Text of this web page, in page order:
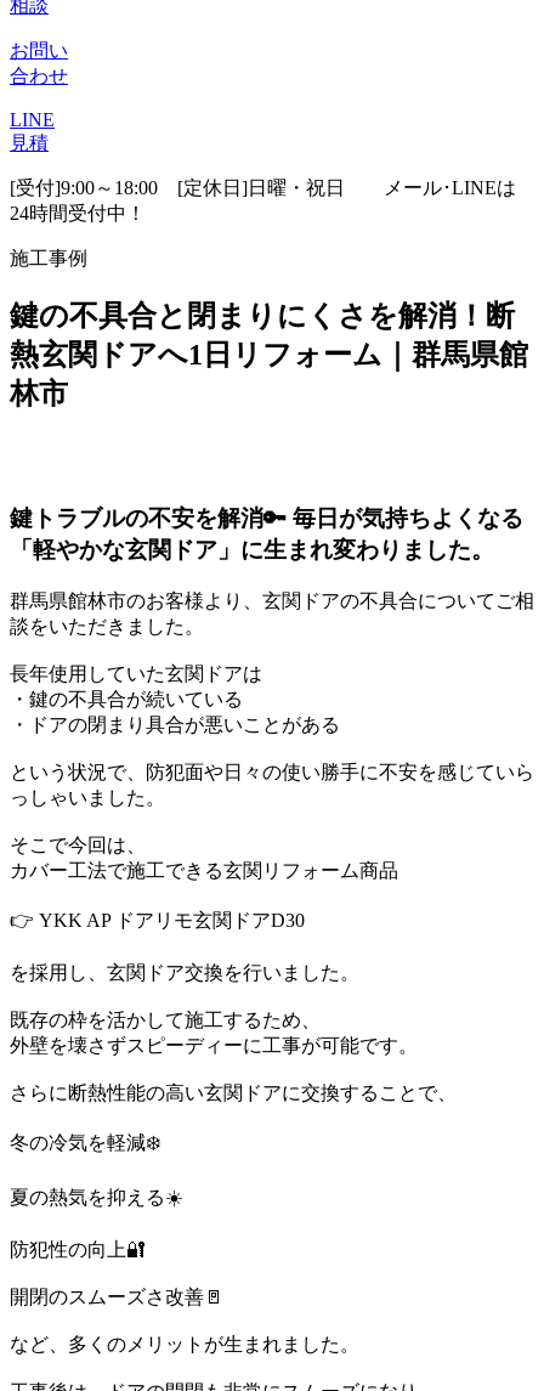
相談
お問い
合わせ
LINE
見積
[受付]9:00～18:00 [定休日]日曜・祝日
メール･LINEは
24時間受付中！
施工事例
鍵の不具合と閉まりにくさを解消！断
熱玄関ドアへ1日リフォーム｜群馬県館
林市
鍵トラブルの不安を解消🔑 毎日が気持ちよくなる
「軽やかな玄関ドア」に生まれ変わりました。
群馬県館林市のお客様より、玄関ドアの不具合についてご相
談をいただきました。
長年使用していた玄関ドアは
・鍵の不具合が続いている
・ドアの閉まり具合が悪いことがある
という状況で、防犯面や日々の使い勝手に不安を感じていら
っしゃいました。
そこで今回は、
カバー工法で施工できる玄関リフォーム商品
👉 YKK AP ドアリモ玄関ドアD30
を採用し、玄関ドア交換を行いました。
既存の枠を活かして施工するため、
外壁を壊さずスピーディーに工事が可能です。
さらに断熱性能の高い玄関ドアに交換することで、
冬の冷気を軽減❄️
夏の熱気を抑える☀️
防犯性の向上🔐
開閉のスムーズさ改善🚪
など、多くのメリットが生まれました。